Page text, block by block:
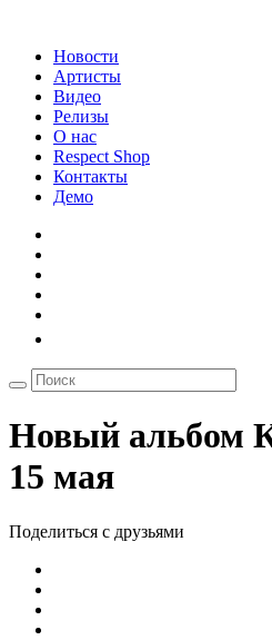
Новости
Артисты
Видео
Релизы
О нас
Respect Shop
Контакты
Демо
Новый альбом
15 мая
Поделиться с друзьями